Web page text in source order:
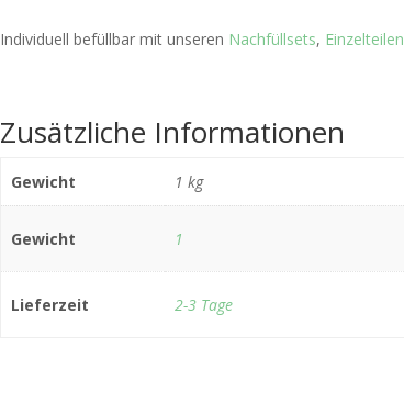
Individuell befüllbar mit unseren Nachfüllsets, Einzelteilen
Zusätzliche Informationen
Gewicht 1 kg
Gewicht 1
Lieferzeit 2-3 Tage